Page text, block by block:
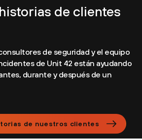
de clientes
de seguridad y el equipo
de Unit 42 están ayudando
durante y después de un
de nuestros clientes